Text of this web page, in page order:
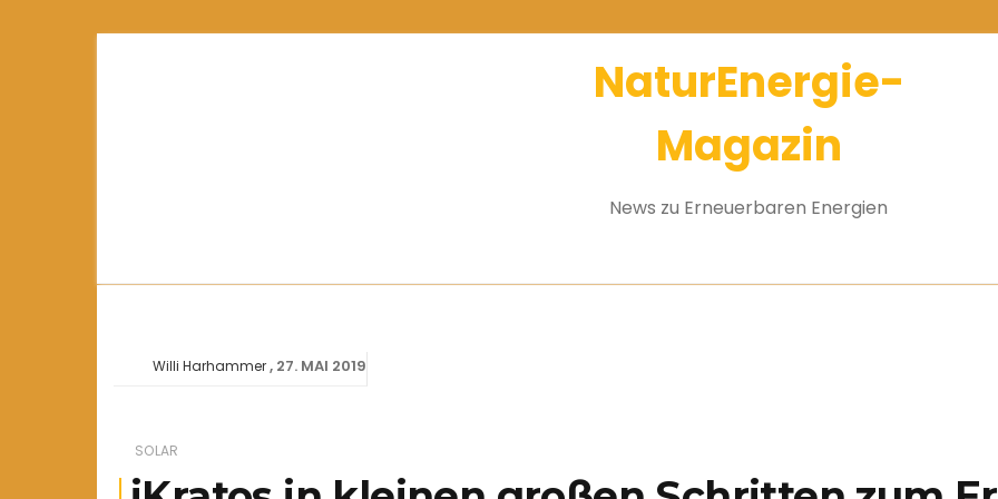
NaturEnergie-
Magazin
News zu Erneuerbaren Energien
SOLAR
Willi Harhammer 27. MAI 2019